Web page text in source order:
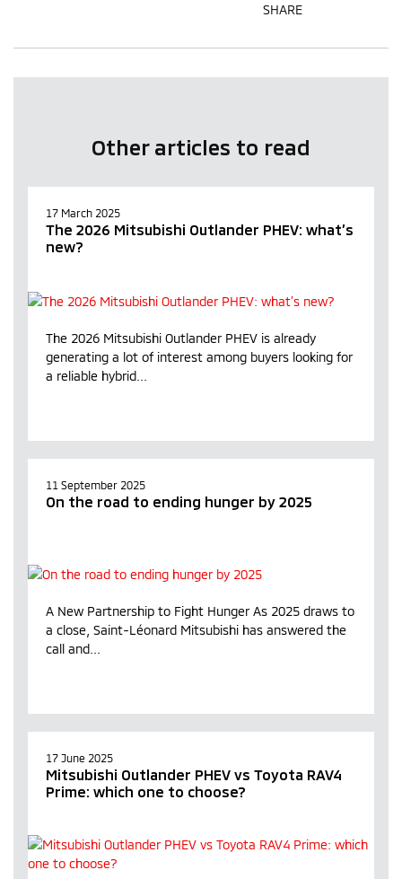
SHARE
Other articles to read
17 March 2025
The 2026 Mitsubishi Outlander PHEV: what’s
new?
The 2026 Mitsubishi Outlander PHEV is already
generating a lot of interest among buyers looking for
a reliable hybrid...
11 September 2025
On the road to ending hunger by 2025
A New Partnership to Fight Hunger As 2025 draws to
a close, Saint-Léonard Mitsubishi has answered the
call and...
17 June 2025
Mitsubishi Outlander PHEV vs Toyota RAV4
Prime: which one to choose?